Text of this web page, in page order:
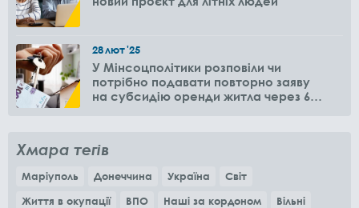
28лют'25
У Мінсоцполітики розповіли чи
потрібно подавати повторно заяву
на субсидію оренди житла через 6
Хмара тегів
Маріуполь Донеччина Україна
Світ
Життя в окупації
ВПО Наші за кордоном
Вільні